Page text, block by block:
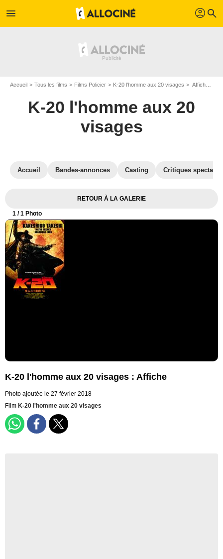
menu profil search
Accueil Tous les films Films Policier K-20 l'homme aux 20 visages Affiche du film K-20 l'homme aux 20 visages - Photo 1
K-20 l'homme aux 20
visages
Accueil Bandes-annonces Casting Critiques
RETOUR À LA GALERIE
1 / 1 Photo
K-20 l'homme aux 20 visages : Affiche
Photo ajoutée le 27 février 2018
Film K-20 l'homme aux 20 visages